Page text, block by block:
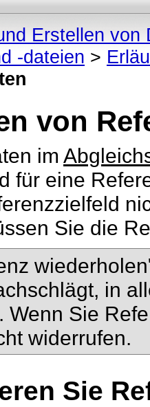
Erstellen von
-dateien >
von
im
für eine
Sie die
in
Wenn Sie
widerrufen.
Sie